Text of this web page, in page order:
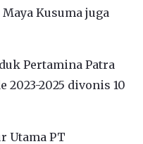
Kusuma juga
Pertamina Patra
2023-2025 divonis 10
Utama PT